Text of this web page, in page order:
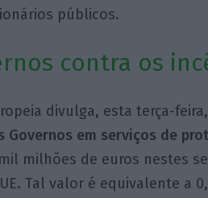
públicos.
contra os
divulga, esta terça-
Governos em serviços de
milhões de euros nestes
Tal valor é equivalente a